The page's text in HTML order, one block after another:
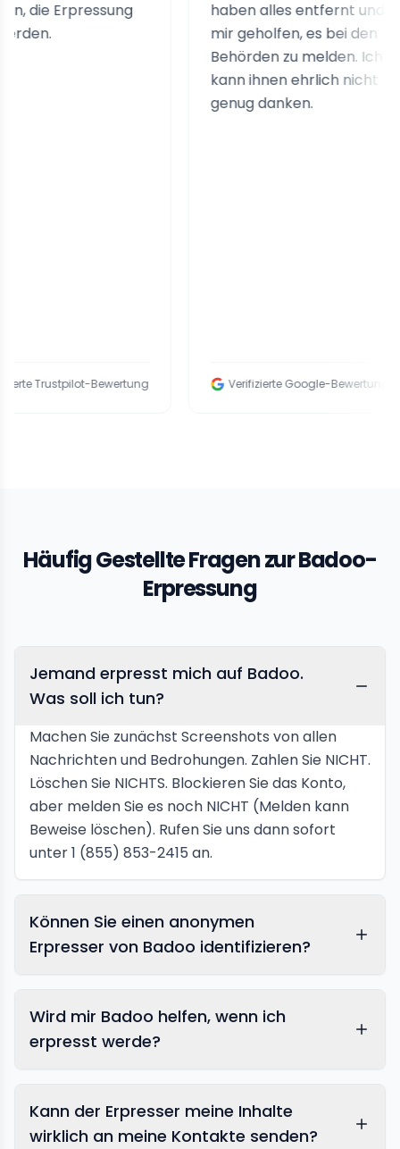
Bewertung
haben alles entfernt und
mir geholfen, es bei den
Behörden zu melden. Ich
kann ihnen ehrlich nicht
genug danken.
Verifizierte Google-Bewertung
Häufig Gestellte Fragen zur Badoo-
Erpressung
Jemand erpresst mich auf Badoo.
Was soll ich tun?
Machen Sie zunächst Screenshots von allen
Nachrichten und Bedrohungen. Zahlen Sie NICHT.
Löschen Sie NICHTS. Blockieren Sie das Konto,
aber melden Sie es noch NICHT (Melden kann
Beweise löschen). Rufen Sie uns dann sofort
unter 1 (855) 853-2415 an.
Können Sie einen anonymen
Erpresser von Badoo identifizieren?
Wird mir Badoo helfen, wenn ich
erpresst werde?
Kann der Erpresser meine Inhalte
wirklich an meine Kontakte senden?